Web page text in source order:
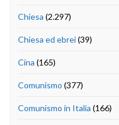
Chiesa (2.297)
Chiesa ed ebrei(39)
Cina (165)
Comunismo (377)
Comunismo in Italia (166)